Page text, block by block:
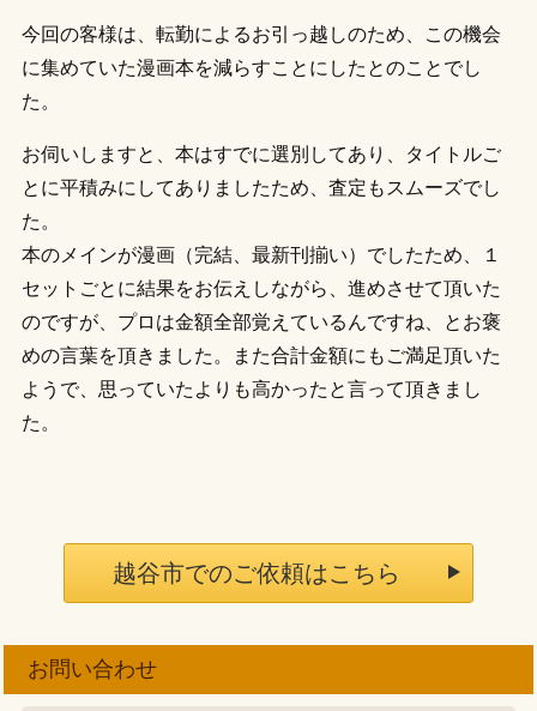
今回の客様は、転勤によるお引っ越しのため、この機会
に集めていた漫画本を減らすことにしたとのことでし
た。
お伺いしますと、本はすでに選別してあり、タイトルご
とに平積みにしてありましたため、査定もスムーズでし
た。
本のメインが漫画（完結、最新刊揃い）でしたため、１
セットごとに結果をお伝えしながら、進めさせて頂いた
のですが、プロは金額全部覚えているんですね、とお褒
めの言葉を頂きました。また合計金額にもご満足頂いた
ようで、思っていたよりも高かったと言って頂きまし
た。
越谷市でのご依頼はこちら
お問い合わせ